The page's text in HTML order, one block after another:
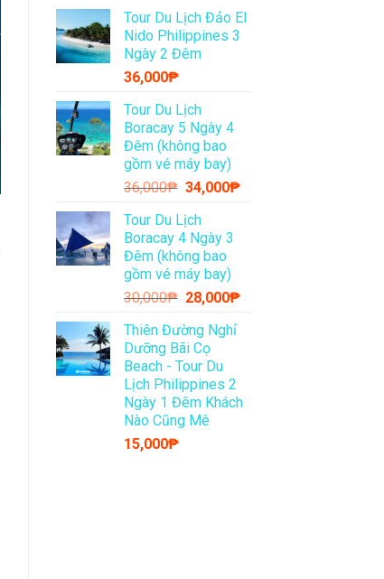
Tour Du Lịch Đảo El
Nido Philippines 3
Ngày 2 Đêm
36,000₱
Tour Du Lịch
Boracay 5 Ngày 4
Đêm (không bao
gồm vé máy bay)
36,000₱ Giá
là:
36,000₱.
34,000₱Giá
Tour Du Lịch
Boracay 4 Ngày 3
Đêm (không bao
gồm vé máy bay)
30,000₱ Giá
là:
30,000₱.
28,000₱Giá
Thiên Đường Nghỉ
Dưỡng Bãi Cọ
Beach - Tour Du
Lịch Philippines 2
Ngày 1 Đêm Khách
Nào Cũng Mê
15,000₱